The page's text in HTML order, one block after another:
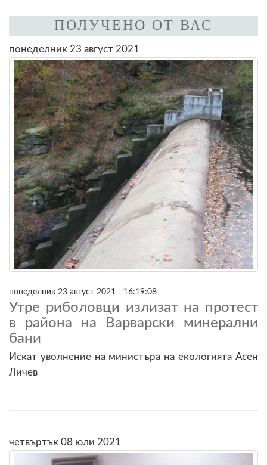
ПОЛУЧЕНО ОТ ВАС
понеделник 23 август 2021
понеделник 23 август 2021 - 16:19:08
Утре риболовци излизат на протест
в района на Варварски минерални
бани
Искат уволнение на министъра на екологията Асен
Личев
четвъртък 08 юли 2021